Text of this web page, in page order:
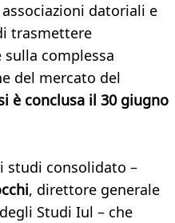
datoriali e
trasmettere
sulla complessa
del mercato del
è conclusa il 30 giugno
studi consolidato –
, direttore generale
Studi Iul – che